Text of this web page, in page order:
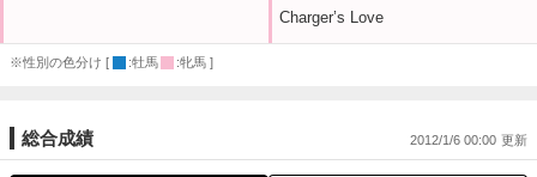
Charger’s Love
※性別の色分け [ :牡馬 :牝馬 ]
総合成績 2012/1/6 00:00